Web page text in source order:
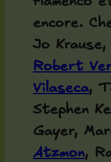
encore.
Jo
Robert
Vilaseca,
Stephen
Gayer,
Atzmon,